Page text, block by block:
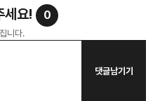
세요! 0
니다.
댓글남기기